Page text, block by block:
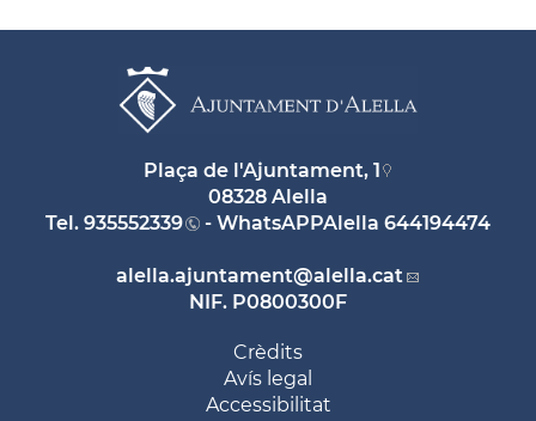
Plaça de l'Ajuntament, 1
08328 Alella
Tel. 935552339 - WhatsAPPAlella 644194474
alella.ajuntament@alella.cat
NIF. P0800300F
Crèdits
Avís legal
Accessibilitat